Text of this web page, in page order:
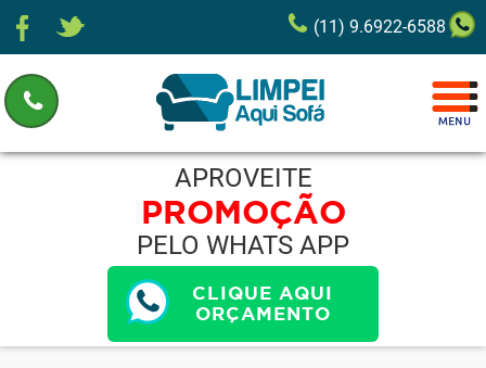
(11) 9.6922-6588
APROVEITE
PROMOÇÃO
PELO WHATS APP
CLIQUE AQUI
ORÇAMENTO